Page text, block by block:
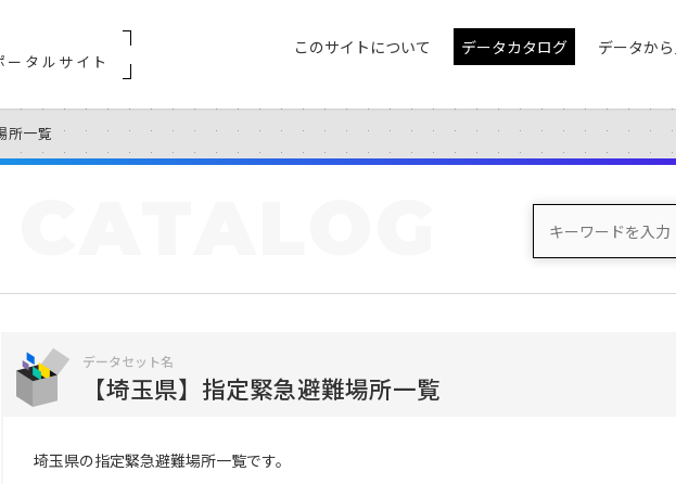
ータルサイト
このサイトについて データカタログ データか
所一覧
データセット名
【埼玉県】指定緊急避難場所一覧
埼玉県の指定緊急避難場所一覧です。